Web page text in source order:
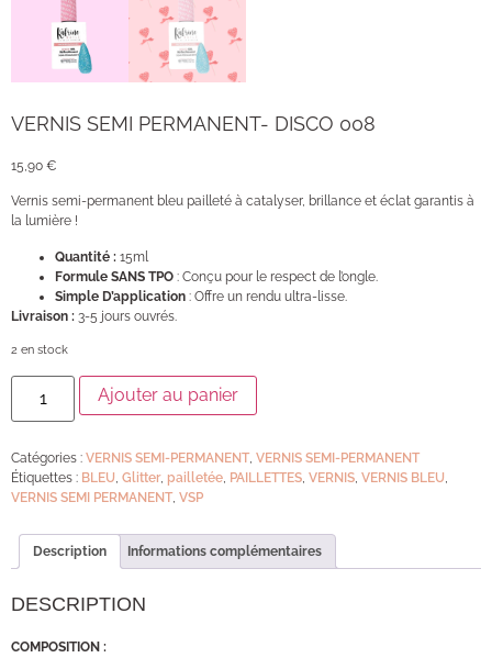
VERNIS SEMI PERMANENT- DISCO 008
15,90 €
Vernis semi-permanent bleu pailleté à catalyser, brillance et éclat garantis à
la lumière !
Quantité : 15ml
Formule SANS TPO : Conçu pour le respect de l’ongle.
Simple D’application : Offre un rendu ultra-lisse.
Livraison : 3-5 jours ouvrés.
2 en stock
Ajouter au panier
Catégories : VERNIS SEMI-PERMANENT, VERNIS SEMI-PERMANENT
Étiquettes : BLEU Glitter, pailletée PAILLETTES VERNIS VERNIS BLEU
VERNIS SEMI PERMANENT, VSP
Description Informations complémentaires
DESCRIPTION
COMPOSITION :